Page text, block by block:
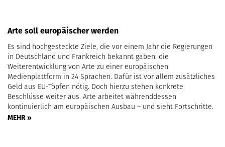
Arte soll europäischer werden
Es sind hochgesteckte Ziele, die vor einem Jahr die Regierungen
in Deutschland und Frankreich bekannt gaben: die
Weiterentwicklung von Arte zu einer europäischen
Medienplattform in 24 Sprachen. Dafür ist vor allem zusätzliches
Geld aus EU-Töpfen nötig. Doch hierzu stehen konkrete
Beschlüsse weiter aus. Arte arbeitet währenddessen
kontinuierlich am europäischen Ausbau – und sieht Fortschritte.
MEHR »